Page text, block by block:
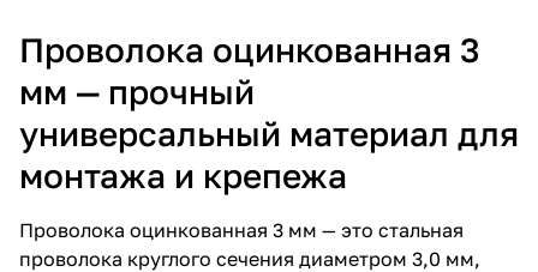
Проволока оцинкованная 3
мм — прочный
универсальный материал для
монтажа и крепежа
Проволока оцинкованная 3 мм — это стальная
проволока круглого сечения диаметром 3,0 мм,